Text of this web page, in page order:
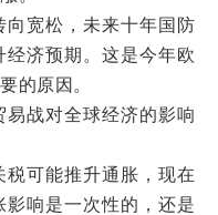
向宽松，未来十年国防
济预期。这是今年欧
的原因。
战对全球经济的影响
可能推升通胀，现在
响是一次性的，还是